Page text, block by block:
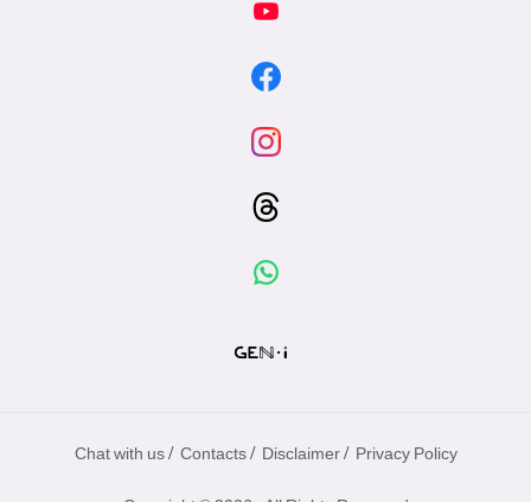
Chat with us / Contacts / Disclaimer / Privacy Policy